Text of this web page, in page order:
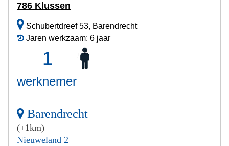
786 Klussen
Schubertdreef 53, Barendrecht
Jaren werkzaam: 6 jaar
1
werknemer
Barendrecht
(+1km)
Nieuweland 2